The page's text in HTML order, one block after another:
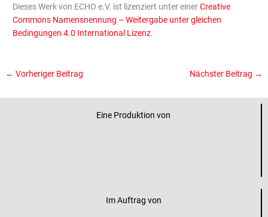
Dieses Werk von ECHO e.V. ist lizenziert unter einerCreative
Commons Namensnennung – Weitergabe unter gleichen
Bedingungen 4.0 International Lizenz.
← Vorheriger Beitrag Nächster Beitrag →
Eine Produktion von
Im Auftrag von